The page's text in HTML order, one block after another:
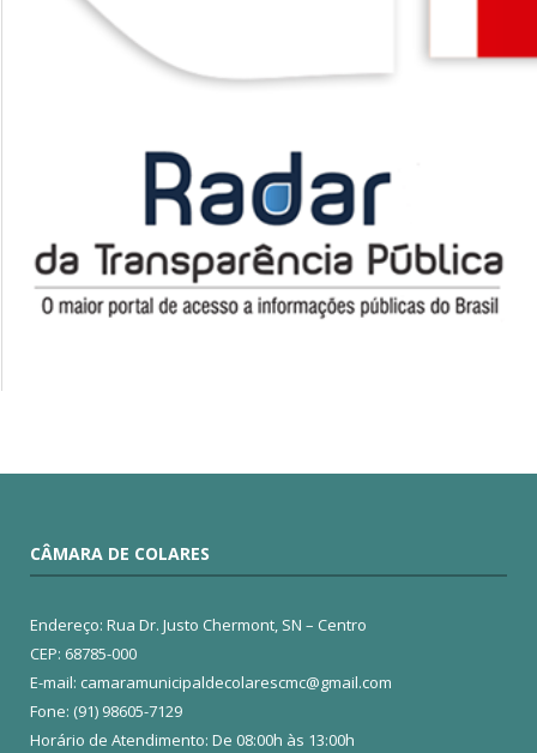
CÂMARA DE COLARES
Endereço: Rua Dr. Justo Chermont, SN – Centro
CEP: 68785-000
E-mail: camaramunicipaldecolarescmc@gmail.com
Fone: (91) 98605-7129
Horário de Atendimento: De 08:00h às 13:00h